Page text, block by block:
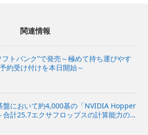
関連情報
トバンク”で発売～極めて持ち運びやす
約受け付けを本日開始～
盤において約4,000基の「NVIDIA Hopper
合計25.7エクサフロップスの計算能力の実